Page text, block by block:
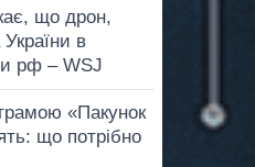
що дрон,
в
рф – WSJ
«Пакунок
що потрібно